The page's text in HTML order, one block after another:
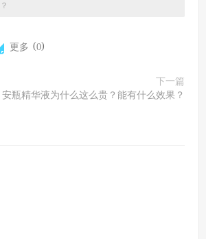
更多 (0)
下一篇
安瓶精华液为什么这么贵？能有什么效果？